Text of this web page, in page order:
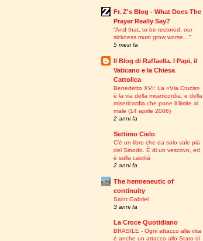
Fr. Z's Blog - What Does The
Prayer Really Say?
“And that, to be restored, our
sickness must grow worse…”
5 mesi fa
Il Blog di Raffaella. I Papi, il
Vaticano e la Chiesa
Cattolica
Benedetto XVI: La «Via Crucis»
è la via della misericordia, e della
misericordia che pone il limite al
male (14 aprile 2006)
2 anni fa
Settimo Cielo
C’è un libro che da solo vale più
del Sinodo. È di un vescovo, ed
è sulla castità
2 anni fa
The hermeneutic of
continuity
Saint Gabriel
3 anni fa
La Croce Quotidiano
BRASILE - Ogni attacco alla vita
è anche un attacco allo Stato di